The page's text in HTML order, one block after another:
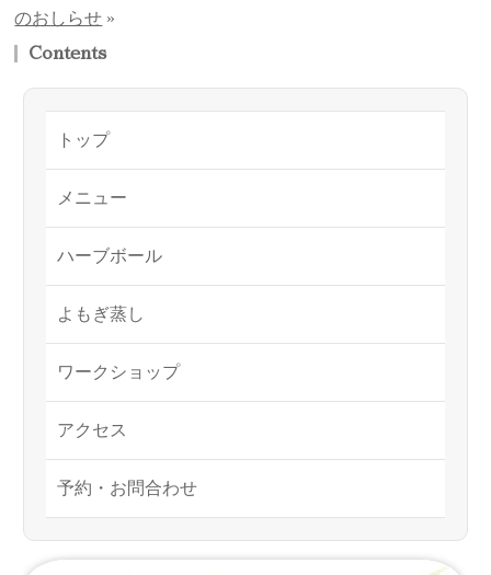
のおしらせ »
Contents
トップ
メニュー
ハーブボール
よもぎ蒸し
ワークショップ
アクセス
予約・お問合わせ